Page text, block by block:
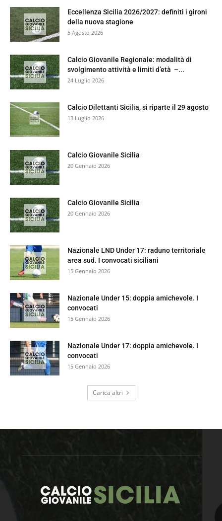
Eccellenza Sicilia 2026/2027: definiti i gironi
della nuova stagione
5 Agosto 2026
Calcio Giovanile Regionale: modalità di
svolgimento attività e limiti d’età –...
24 Luglio 2026
Calcio Dilettanti Sicilia, si riparte il 29 agosto
13 Luglio 2026
Calcio Giovanile Sicilia
20 Gennaio 2026
Calcio Giovanile Sicilia
20 Gennaio 2026
Nazionale LND Under 17: raduno territoriale
area sud. I convocati siciliani
15 Gennaio 2026
Nazionale Under 15: doppia amichevole. I
convocati
15 Gennaio 2026
Nazionale Under 17: doppia amichevole. I
convocati
15 Gennaio 2026
Carica altri